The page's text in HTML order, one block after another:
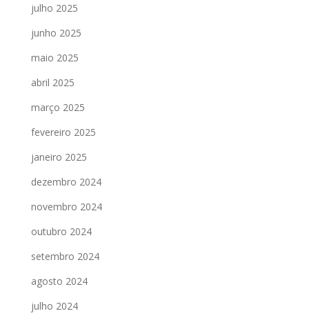
julho 2025
junho 2025
maio 2025
abril 2025
março 2025
fevereiro 2025
janeiro 2025
dezembro 2024
novembro 2024
outubro 2024
setembro 2024
agosto 2024
julho 2024